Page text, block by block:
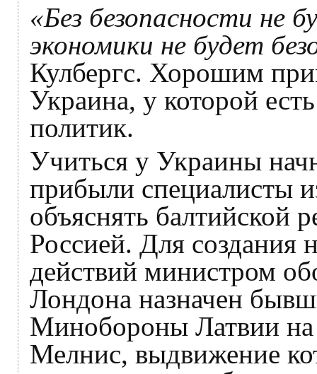
«Без безопасности не
экономики не будет
Кулбергс. Хорошим
Украина, у которой
политик.
Учиться у Украины
прибыли специалисты
объяснять балтийской
Россией. Для создания
действий министром
Лондона назначен
Минобороны Латвии на
Мелнис, выдвижение